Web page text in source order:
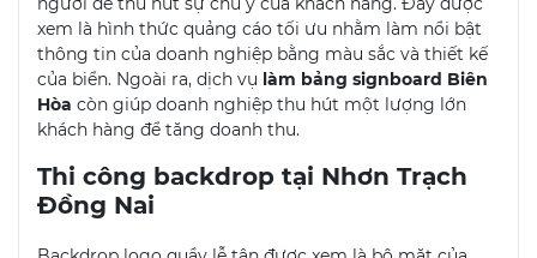
xem là hình thức quảng cáo tối ưu nhằm làm nổi bật
thông tin của doanh nghiệp bằng màu sắc và thiết kế
của biển. Ngoài ra, dịch vụ làm bảng signboard Biên
Hòa còn giúp doanh nghiệp thu hút một lượng lớn
khách hàng để tăng doanh thu.
Thi công backdrop tại Nhơn Trạch
Đồng Nai